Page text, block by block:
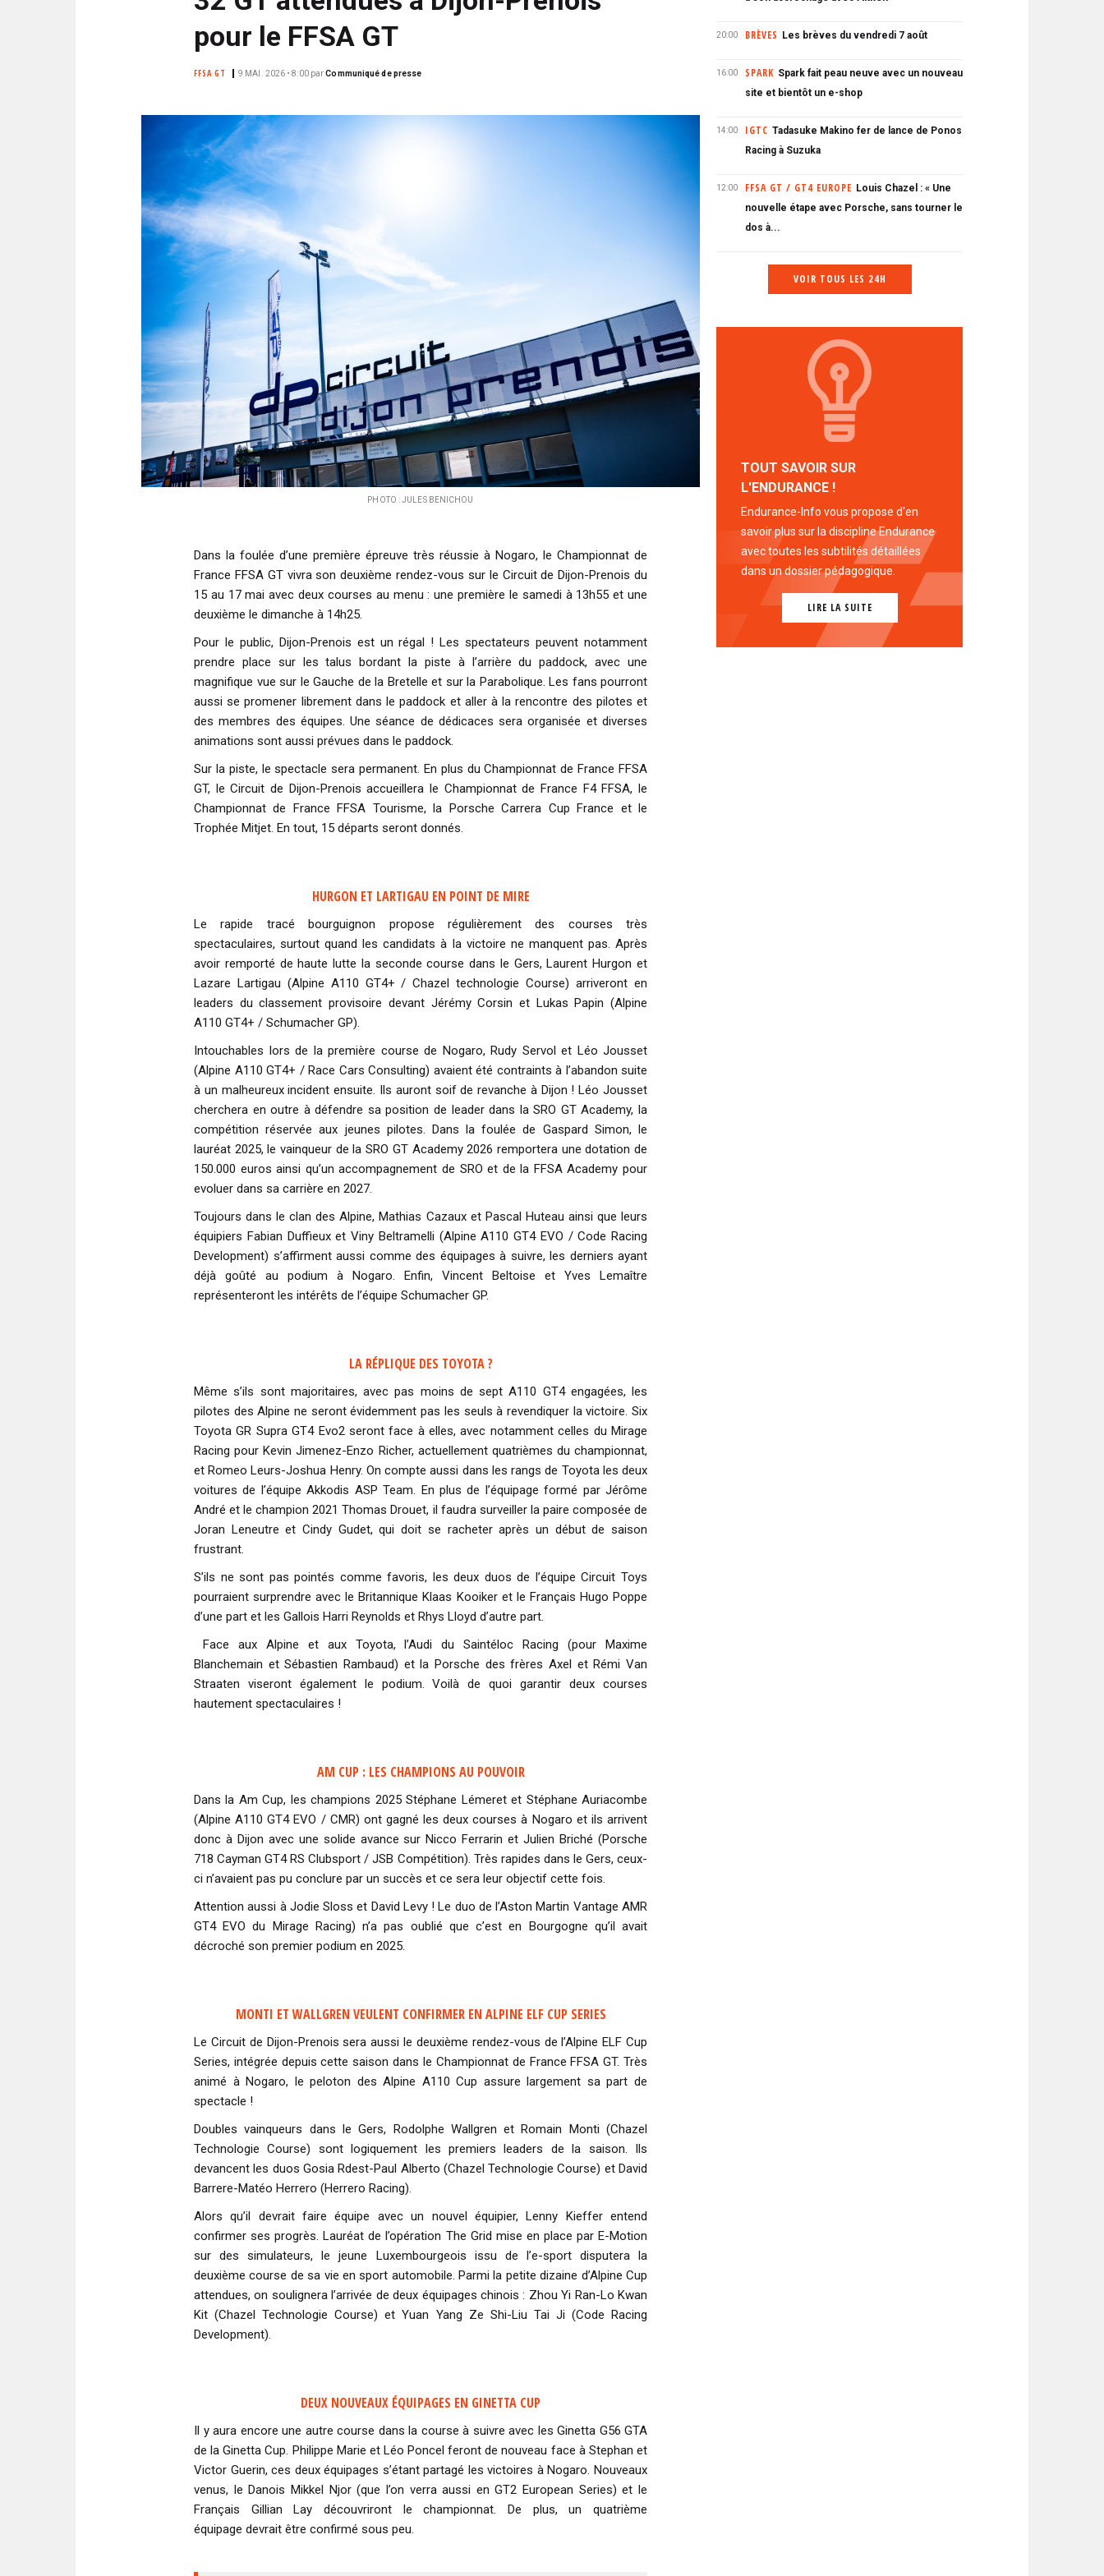
pour le FFSA GT
FFSA GT 9 MAI. 2026 • 8:00 par Communiqué de presse
PHOTO : JULES BENICHOU
Dans la foulée d’une première épreuve très réussie à Nogaro, le Championnat de
France FFSA GT vivra son deuxième rendez-vous sur le Circuit de Dijon-Prenois du
15 au 17 mai avec deux courses au menu : une première le samedi à 13h55 et une
deuxième le dimanche à 14h25.
Pour le public, Dijon-Prenois est un régal ! Les spectateurs peuvent notamment
prendre place sur les talus bordant la piste à l’arrière du paddock, avec une
magnifique vue sur le Gauche de la Bretelle et sur la Parabolique. Les fans pourront
aussi se promener librement dans le paddock et aller à la rencontre des pilotes et
des membres des équipes. Une séance de dédicaces sera organisée et diverses
animations sont aussi prévues dans le paddock.
Sur la piste, le spectacle sera permanent. En plus du Championnat de France FFSA
GT, le Circuit de Dijon-Prenois accueillera le Championnat de France F4 FFSA, le
Championnat de France FFSA Tourisme, la Porsche Carrera Cup France et le
Trophée Mitjet. En tout, 15 départs seront donnés.
HURGON ET LARTIGAU EN POINT DE MIRE
Le rapide tracé bourguignon propose régulièrement des courses très
spectaculaires, surtout quand les candidats à la victoire ne manquent pas. Après
avoir remporté de haute lutte la seconde course dans le Gers, Laurent Hurgon et
Lazare Lartigau (Alpine A110 GT4+ / Chazel technologie Course) arriveront en
leaders du classement provisoire devant Jérémy Corsin et Lukas Papin (Alpine
A110 GT4+ / Schumacher GP).
Intouchables lors de la première course de Nogaro, Rudy Servol et Léo Jousset
(Alpine A110 GT4+ / Race Cars Consulting) avaient été contraints à l’abandon suite
à un malheureux incident ensuite. Ils auront soif de revanche à Dijon ! Léo Jousset
cherchera en outre à défendre sa position de leader dans la SRO GT Academy, la
compétition réservée aux jeunes pilotes. Dans la foulée de Gaspard Simon, le
lauréat 2025, le vainqueur de la SRO GT Academy 2026 remportera une dotation de
150.000 euros ainsi qu’un accompagnement de SRO et de la FFSA Academy pour
evoluer dans sa carrière en 2027.
Toujours dans le clan des Alpine, Mathias Cazaux et Pascal Huteau ainsi que leurs
équipiers Fabian Duffieux et Viny Beltramelli (Alpine A110 GT4 EVO / Code Racing
Development) s’affirment aussi comme des équipages à suivre, les derniers ayant
déjà goûté au podium à Nogaro. Enfin, Vincent Beltoise et Yves Lemaître
représenteront les intérêts de l’équipe Schumacher GP.
LA RÉPLIQUE DES TOYOTA ?
Même s’ils sont majoritaires, avec pas moins de sept A110 GT4 engagées, les
pilotes des Alpine ne seront évidemment pas les seuls à revendiquer la victoire. Six
Toyota GR Supra GT4 Evo2 seront face à elles, avec notamment celles du Mirage
Racing pour Kevin Jimenez-Enzo Richer, actuellement quatrièmes du championnat,
et Romeo Leurs-Joshua Henry. On compte aussi dans les rangs de Toyota les deux
voitures de l’équipe Akkodis ASP Team. En plus de l’équipage formé par Jérôme
André et le champion 2021 Thomas Drouet, il faudra surveiller la paire composée de
Joran Leneutre et Cindy Gudet, qui doit se racheter après un début de saison
frustrant.
S’ils ne sont pas pointés comme favoris, les deux duos de l’équipe Circuit Toys
pourraient surprendre avec le Britannique Klaas Kooiker et le Français Hugo Poppe
d’une part et les Gallois Harri Reynolds et Rhys Lloyd d’autre part.
Face aux Alpine et aux Toyota, l’Audi du Saintéloc Racing (pour Maxime
Blanchemain et Sébastien Rambaud) et la Porsche des frères Axel et Rémi Van
Straaten viseront également le podium. Voilà de quoi garantir deux courses
hautement spectaculaires !
AM CUP : LES CHAMPIONS AU POUVOIR
Dans la Am Cup, les champions 2025 Stéphane Lémeret et Stéphane Auriacombe
(Alpine A110 GT4 EVO / CMR) ont gagné les deux courses à Nogaro et ils arrivent
donc à Dijon avec une solide avance sur Nicco Ferrarin et Julien Briché (Porsche
718 Cayman GT4 RS Clubsport / JSB Compétition). Très rapides dans le Gers, ceux-
ci n’avaient pas pu conclure par un succès et ce sera leur objectif cette fois.
Attention aussi à Jodie Sloss et David Levy ! Le duo de l’Aston Martin Vantage AMR
GT4 EVO du Mirage Racing) n’a pas oublié que c’est en Bourgogne qu’il avait
décroché son premier podium en 2025.
MONTI ET WALLGREN VEULENT CONFIRMER EN ALPINE ELF CUP SERIES
Le Circuit de Dijon-Prenois sera aussi le deuxième rendez-vous de l’Alpine ELF Cup
Series, intégrée depuis cette saison dans le Championnat de France FFSA GT. Très
animé à Nogaro, le peloton des Alpine A110 Cup assure largement sa part de
spectacle !
Doubles vainqueurs dans le Gers, Rodolphe Wallgren et Romain Monti (Chazel
Technologie Course) sont logiquement les premiers leaders de la saison. Ils
devancent les duos Gosia Rdest-Paul Alberto (Chazel Technologie Course) et David
Barrere-Matéo Herrero (Herrero Racing).
Alors qu’il devrait faire équipe avec un nouvel équipier, Lenny Kieffer entend
confirmer ses progrès. Lauréat de l’opération The Grid mise en place par E-Motion
sur des simulateurs, le jeune Luxembourgeois issu de l’e-sport disputera la
deuxième course de sa vie en sport automobile. Parmi la petite dizaine d’Alpine Cup
attendues, on soulignera l’arrivée de deux équipages chinois : Zhou Yi Ran-Lo Kwan
Kit (Chazel Technologie Course) et Yuan Yang Ze Shi-Liu Tai Ji (Code Racing
Development).
DEUX NOUVEAUX ÉQUIPAGES EN GINETTA CUP
Il y aura encore une autre course dans la course à suivre avec les Ginetta G56 GTA
de la Ginetta Cup. Philippe Marie et Léo Poncel feront de nouveau face à Stephan et
Victor Guerin, ces deux équipages s’étant partagé les victoires à Nogaro. Nouveaux
venus, le Danois Mikkel Njor (que l’on verra aussi en GT2 European Series) et le
Français Gillian Lay découvriront le championnat. De plus, un quatrième
équipage devrait être confirmé sous peu.
20:00 BRÈVES Les brèves du vendredi 7 août
16:00 SPARK Spark fait peau neuve avec un nouveau
site et bientôt un e-shop
14:00 IGTC Tadasuke Makino fer de lance de Ponos
Racing à Suzuka
12:00 FFSA GT / GT4 EUROPE Louis Chazel : « Une
nouvelle étape avec Porsche, sans tourner le
dos à...
VOIR TOUS LES 24H
TOUT SAVOIR SUR
L'ENDURANCE !
Endurance-Info vous propose d'en
savoir plus sur la discipline Endurance
avec toutes les subtilités détaillées
dans un dossier pédagogique.
LIRE LA SUITE